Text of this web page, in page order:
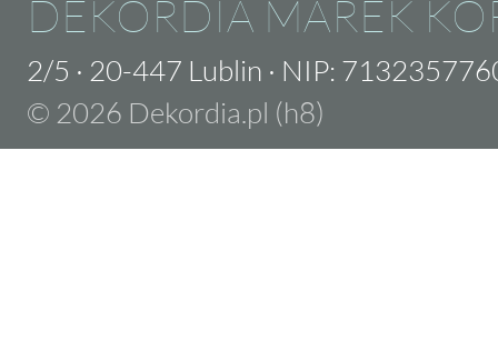
DEKORDIA MAREK
2/5 · 20-447 Lublin · NIP:
© 2026 Dekordia.pl (h8)